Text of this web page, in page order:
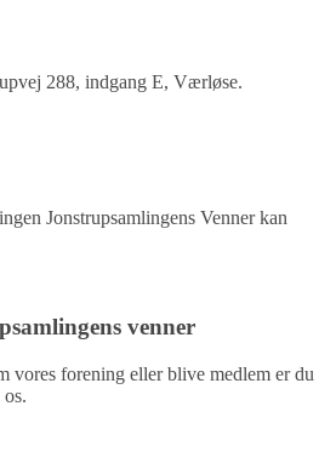
288, indgang E, Værløse.
Jonstrupsamlingens Venner kan
venner
vores forening eller blive medlem er du